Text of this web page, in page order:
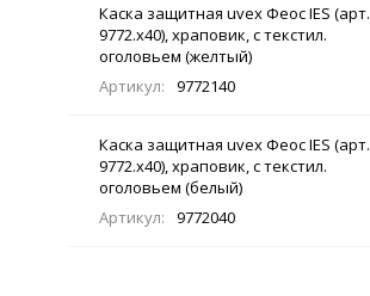
Каска защитная uvex Феос IES (арт.
9772.x40), храповик, с текстил.
оголовьем (желтый)
Артикул:
9772140
Каска защитная uvex Феос IES (арт.
9772.x40), храповик, с текстил.
оголовьем (белый)
Артикул:
9772040